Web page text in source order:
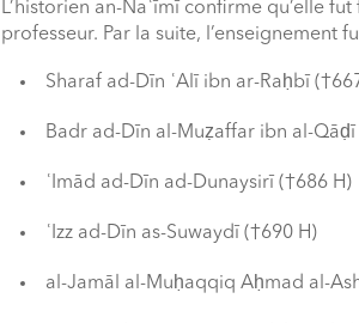
L’historien an-Naʿīmī confirme qu’elle
professeur. Par la suite, l’enseignement
Sharaf ad-Dīn ʿAlī ibn ar-Raḥbī
Badr ad-Dīn al-Muẓaffar ibn al-
ʿImād ad-Dīn ad-Dunaysirī (†686 H)
ʿIzz ad-Dīn as-Suwaydī (†690 H)
al-Jamāl al-Muḥaqqiq Aḥmad al-